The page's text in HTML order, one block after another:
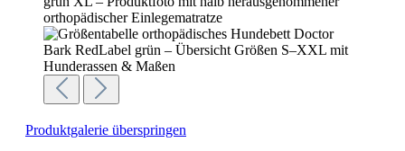
Produktgalerie überspringen